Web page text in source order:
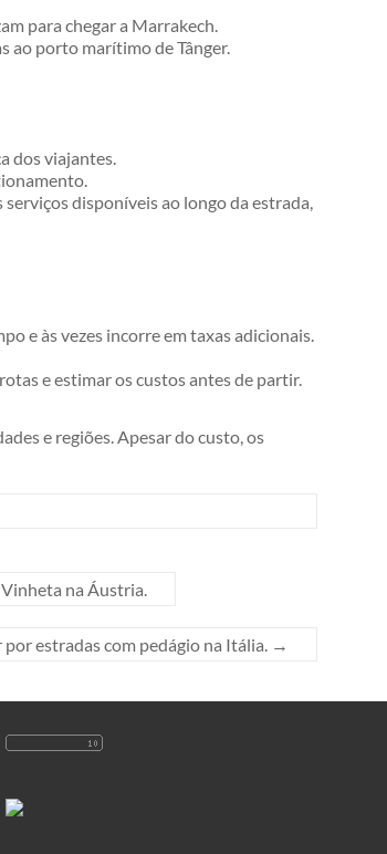
para chegar a Marrakech.
ao porto marítimo de Tânger.
dos viajantes.
disponíveis ao longo da estrada,
e às vezes incorre em taxas adicionais.
e estimar os custos antes de partir.
e regiões. Apesar do custo, os
na Áustria.
estradas com pedágio na Itália. →